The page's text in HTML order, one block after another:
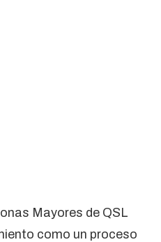
Mayores de QSL
como un proceso